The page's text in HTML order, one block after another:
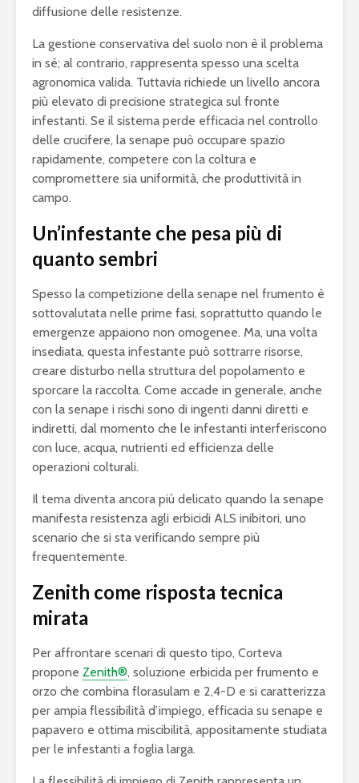
diffusione delle resistenze.
La gestione conservativa del suolo non è il problema
in sé; al contrario, rappresenta spesso una scelta
agronomica valida. Tuttavia richiede un livello ancora
più elevato di precisione strategica sul fronte
infestanti. Se il sistema perde efficacia nel controllo
delle crucifere, la senape può occupare spazio
rapidamente, competere con la coltura e
compromettere sia uniformità, che produttività in
campo.
Un’infestante che pesa più di
quanto sembri
Spesso la competizione della senape nel frumento è
sottovalutata nelle prime fasi, soprattutto quando le
emergenze appaiono non omogenee. Ma, una volta
insediata, questa infestante può sottrarre risorse,
creare disturbo nella struttura del popolamento e
sporcare la raccolta. Come accade in generale, anche
con la senape i rischi sono di ingenti danni diretti e
indiretti, dal momento che le infestanti interferiscono
con luce, acqua, nutrienti ed efficienza delle
operazioni colturali.
Il tema diventa ancora più delicato quando la senape
manifesta resistenza agli erbicidi ALS inibitori, uno
scenario che si sta verificando sempre più
frequentemente.
Zenith come risposta tecnica
mirata
Per affrontare scenari di questo tipo, Corteva
propone Zenith®, soluzione erbicida per frumento e
orzo che combina florasulam e 2,4-D e si caratterizza
per ampia flessibilità d’impiego, efficacia su senape e
papavero e ottima miscibilità, appositamente studiata
per le infestanti a foglia larga.